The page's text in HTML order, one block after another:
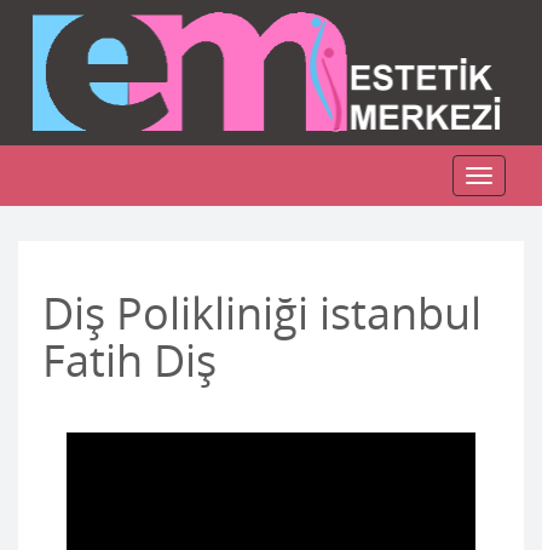
Toggle
Diş Polikliniği istanbul
Fatih Diş